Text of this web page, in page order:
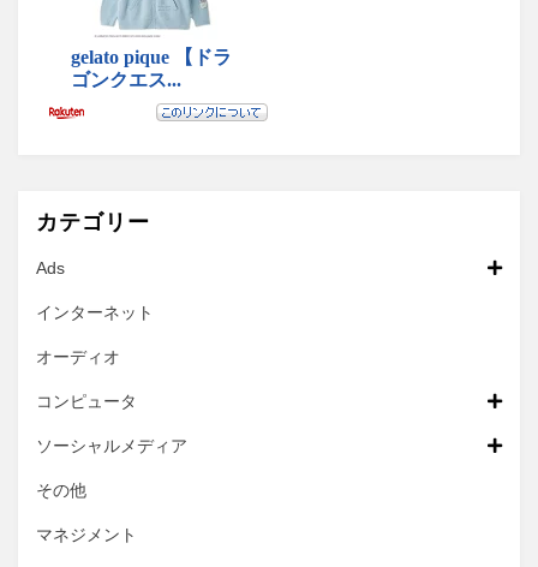
カテゴリー
Ads
インターネット
オーディオ
コンピュータ
ソーシャルメディア
その他
マネジメント